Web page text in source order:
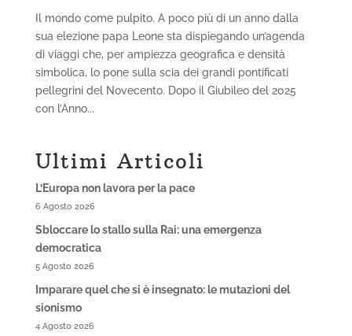
Il mondo come pulpito. A poco più di un anno dalla
sua elezione papa Leone sta dispiegando un’agenda
di viaggi che, per ampiezza geografica e densità
simbolica, lo pone sulla scia dei grandi pontificati
pellegrini del Novecento. Dopo il Giubileo del 2025
con l’Anno...
Ultimi Articoli
L’Europa non lavora per la pace
6 Agosto 2026
Sbloccare lo stallo sulla Rai: una emergenza
democratica
5 Agosto 2026
Imparare quel che si è insegnato: le mutazioni del
sionismo
4 Agosto 2026